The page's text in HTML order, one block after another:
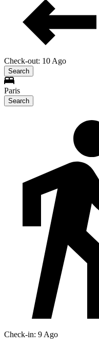
Check-out: 10 Ago
Search
Paris
Search
Check-in: 9 Ago